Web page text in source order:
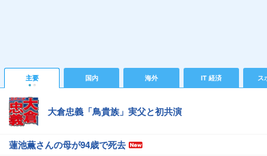
主要 国内 海外 IT 経済 ス
大倉忠義「鳥貴族」実父と初共演
蓮池薫さんの母が94歳で死去